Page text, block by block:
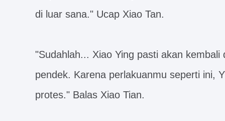
di luar sana." Ucap Xiao Tan.
"Sudahlah... Xiao Ying pasti akan
pendek. Karena perlakuanmu seperti ini,
protes." Balas Xiao Tian.